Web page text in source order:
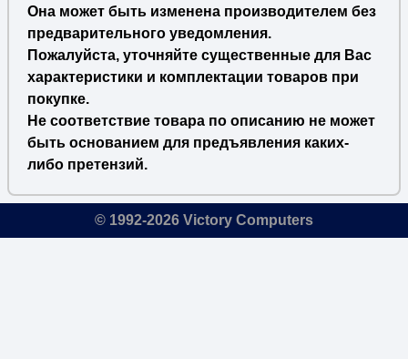
Она может быть изменена производителем без
предварительного уведомления.
Пожалуйста, уточняйте существенные для Вас
характеристики и комплектации товаров при
покупке.
Не соответствие товара по описанию не может
быть основанием для предъявления каких-
либо претензий.
© 1992-2026 Victory Computers